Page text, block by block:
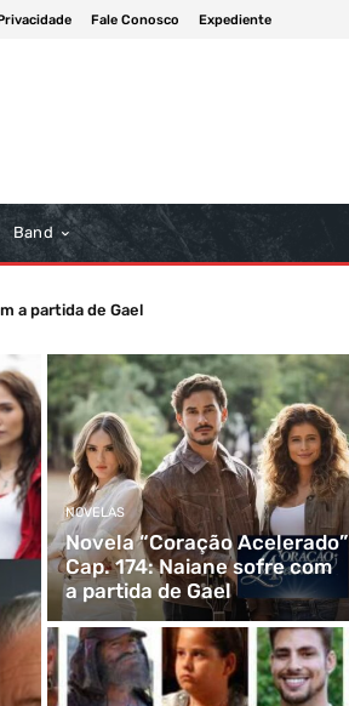
Fale Conosco Expediente
Band
a partida de Gael
os pertences de Omar
NOVELAS
Novela “Coração Acelerado”
Cap. 174: Naiane sofre com
a partida de Gael